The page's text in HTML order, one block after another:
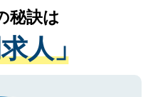
いについての厳密な
業者のみに付与され
クを取得済みです。
療機関の状況や紹介
適切なアドバイスを
すぐにご転職をされ
サポートが可能です
ださい。
秘訣は
人」